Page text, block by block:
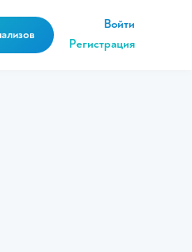
Войти
Регистрация